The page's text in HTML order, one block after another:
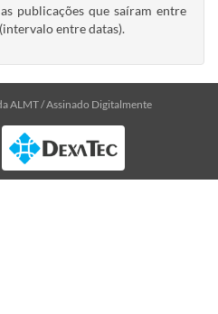
publicações que saíram entre
entre datas).
ALMT / Assinado Digitalmente